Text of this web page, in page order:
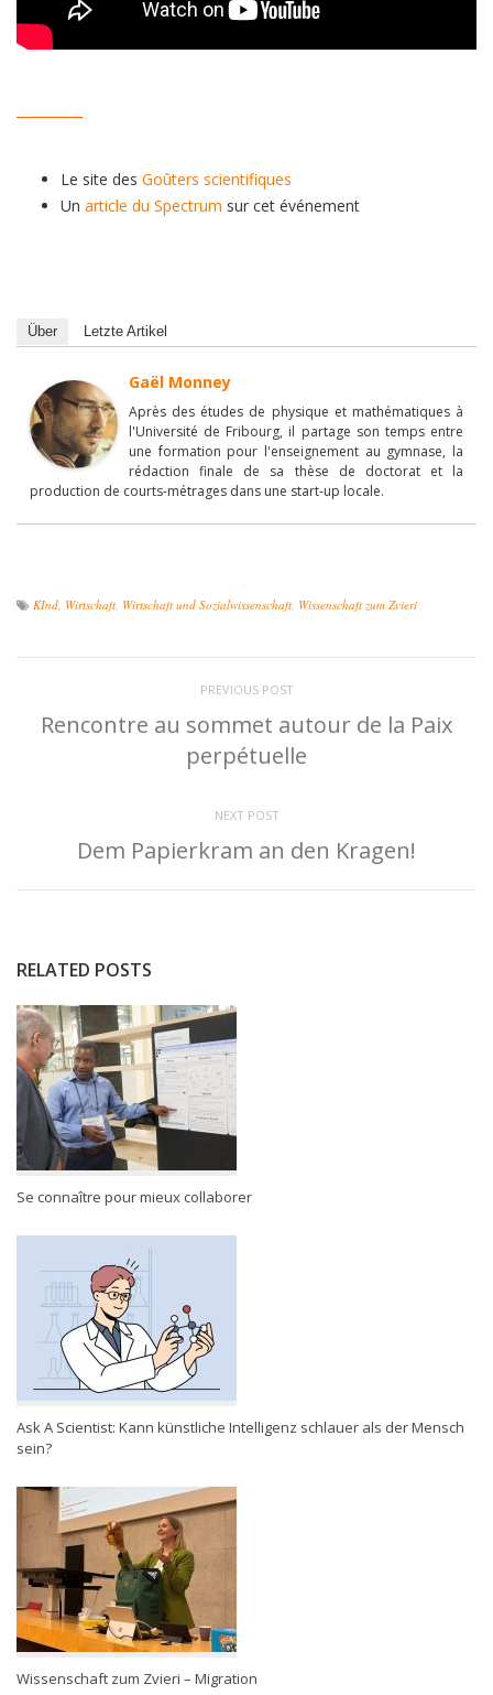
Le site des Goûters scientifiques
Un article du Spectrum sur cet événement
Über Letzte Artikel
Gaël Monney
Après des études de physique et mathématiques à
l'Université de Fribourg, il partage son temps entre
une formation pour l'enseignement au gymnase, la
rédaction finale de sa thèse de doctorat et la
production de courts-métrages dans une start-up locale.
KInd Wirtschaft Wirtschaft und Sozialwissenschaft Wissenschaft zum Zvieri
PREVIOUS POST
Rencontre au sommet autour de la Paix
perpétuelle
NEXT POST
Dem Papierkram an den Kragen!
RELATED POSTS
Se connaître pour mieux collaborer
Ask A Scientist: Kann künstliche Intelligenz schlauer als der Mensch
sein?
Wissenschaft zum Zvieri – Migration